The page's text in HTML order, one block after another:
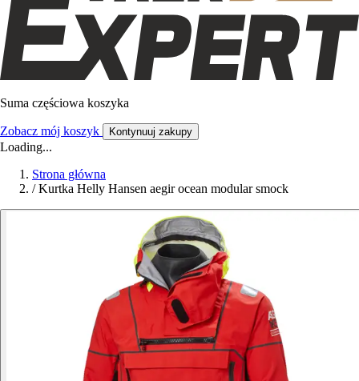
Suma częściowa koszyka
Zobacz mój koszyk Kontynuuj zakupy
Loading...
Strona główna
/ Kurtka Helly Hansen aegir ocean modular smock